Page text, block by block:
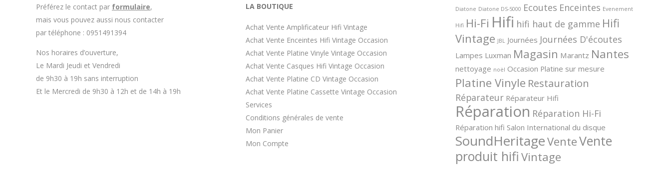
Préférez le contact par formulaire,
mais vous pouvez aussi nous contacter
par téléphone : 0951491394
Nos horaires d’ouverture,
Le Mardi Jeudi et Vendredi
de 9h30 à 19h sans interruption
Et le Mercredi de 9h30 à 12h et de 14h à 19h
LA BOUTIQUE
Achat Vente Amplificateur Hifi Vintage
Achat Vente Enceintes Hifi Vintage Occasion
Achat Vente Platine Vinyle Vintage Occasion
Achat Vente Casques Hifi Vintage Occasion
Achat Vente Platine CD Vintage Occasion
Achat Vente Platine Cassette Vintage Occasion
Services
Conditions générales de vente
Mon Panier
Mon Compte
Diatone Diatone DS-5000 Ecoutes Enceintes Evenement
Hifi Hi-Fi Hifi hifi haut de gamme Hifi
Vintage JBL Journées Journées D'écoutes
Lampes Luxman Magasin Marantz Nantes
nettoyage noël Occasion Platine sur mesure
Platine Vinyle Restauration
Réparateur Réparateur Hifi
Réparation Réparation Hi-Fi
Réparation hifi Salon International du disque
SoundHeritageVenteVente
produit hifi Vintage